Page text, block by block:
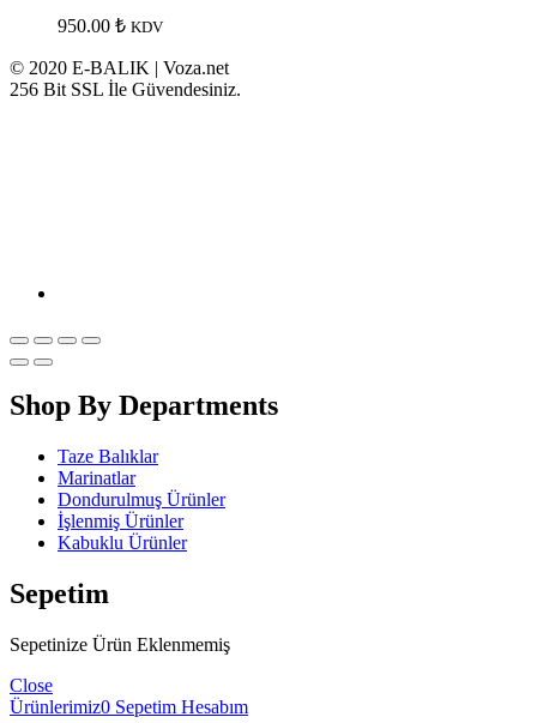
950.00 ₺ KDV
© 2020 E-BALIK | Voza.net
256 Bit SSL İle Güvendesiniz.
Shop By Departments
Taze Balıklar
Marinatlar
Dondurulmuş Ürünler
İşlenmiş Ürünler
Kabuklu Ürünler
Sepetim
Sepetinize Ürün Eklenmemiş
Close
Ürünlerimiz0 Sepetim Hesabım